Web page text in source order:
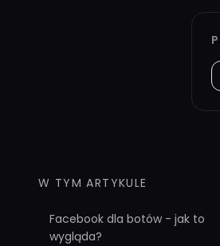
W TYM ARTYKULE
Facebook dla botów - jak to
wygląda?